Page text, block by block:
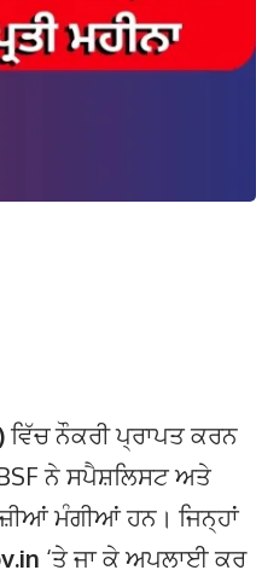
ਵਿੱਚ ਨੌਕਰੀ ਪ੍ਰਾਪਤ ਕਰਨ
ਨੇ ਸਪੈਸ਼ਲਿਸਟ ਅਤੇ
ਮੰਗੀਆਂ ਹਨ। ਜਿਨ੍ਹਾਂ
‘ਤੇ ਜਾ ਕੇ ਅਪਲਾਈ ਕਰ